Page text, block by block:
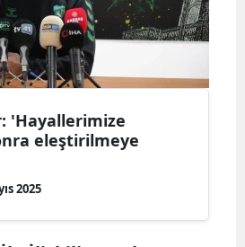
'Hayallerimize
eleştirilmeye
2025